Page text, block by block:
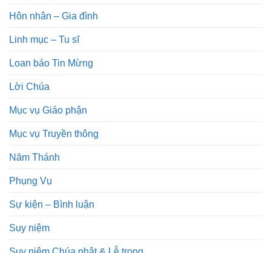
Hôn nhân – Gia đình
Linh mục – Tu sĩ
Loan báo Tin Mừng
Lời Chúa
Mục vụ Giáo phận
Mục vụ Truyền thông
Năm Thánh
Phụng Vụ
Sự kiện – Bình luận
Suy niệm